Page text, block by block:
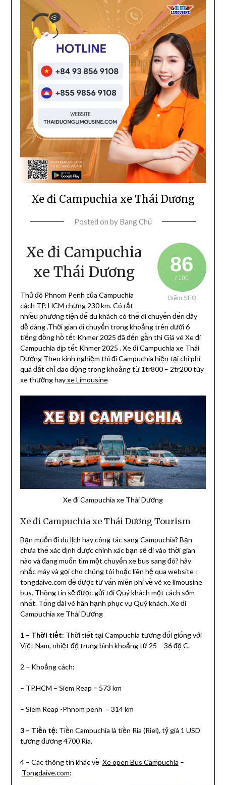
Xe đi Campuchia xe Thái Dương
Posted on by Bang Chủ
86
/ 100
Điểm SEO
Xe đi Campuchia
xe Thái Dương
Thủ đô Phnom Penh của Campuchia
cách TP. HCM chừng 230 km. Có rất
nhiều phương tiện để du khách có thể di chuyển đến đây
dễ dàng .Thời gian di chuyển trong khoảng trên dưới 6
tiếng đồng hồ tết Khmer 2025 đã đến gần thì Giá vé Xe đi
Campuchia dịp tết Khmer 2025 . Xe đi Campuchia xe Thái
Dương Theo kinh nghiệm thì đi Campuchia hiện tại chi phí
quá đắt chỉ dao động trong khoảng từ 1tr800 – 2tr200 tùy
xe thường hayxe Limousine
Xe đi Campuchia xe Thái Dương
Xe đi Campuchia xe Thái Dương Tourism
Bạn muốn đi du lịch hay công tác sang Campuchia? Bạn
chưa thể xác định được chính xác bạn sẽ đi vào thời gian
nào và đang muốn tìm một chuyến xe bus sang đó? hãy
nhấc máy và gọi cho chúng tôi hoặc liên hệ qua website :
tongdaive.com để được tư vấn miễn phí về vé xe limousine
bus. Thông tin sẽ được gửi tới Quý khách một cách sớm
nhất. Tổng đài vé hân hạnh phục vụ Quý khách. Xe đi
Campuchia xe Thái Dương
1 – Thời tiết: Thời tiết tại Campuchia tương đối giống với
Việt Nam, nhiệt độ trung bình khoảng từ 25 – 36 độ C.
2 – Khoảng cách:
– TP.HCM – Siem Reap = 573 km
– Siem Reap -Phnom penh = 314 km
3 – Tiền tệ: Tiền Campuchia là tiền Ria (Riel), tỷ giá 1 USD
tương đương 4700 Ria.
4 – Các thông tin khác về Xe open Bus Campuchia –
Tongdaive.com: